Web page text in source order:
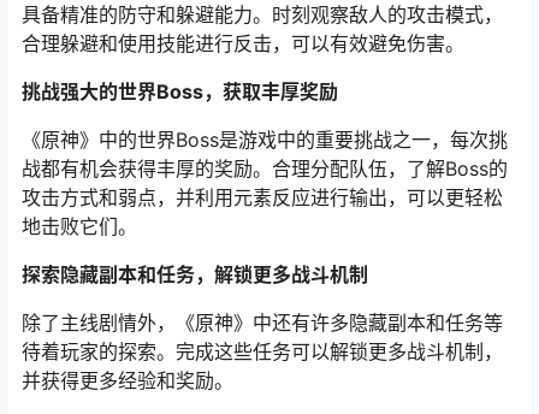
具备精准的防守和躲避能力。时刻观察敌人的攻击模式，
合理躲避和使用技能进行反击，可以有效避免伤害。
挑战强大的世界Boss，获取丰厚奖励
《原神》中的世界Boss是游戏中的重要挑战之一，每次挑
战都有机会获得丰厚的奖励。合理分配队伍，了解Boss的
攻击方式和弱点，并利用元素反应进行输出，可以更轻松
地击败它们。
探索隐藏副本和任务，解锁更多战斗机制
除了主线剧情外，《原神》中还有许多隐藏副本和任务等
待着玩家的探索。完成这些任务可以解锁更多战斗机制，
并获得更多经验和奖励。